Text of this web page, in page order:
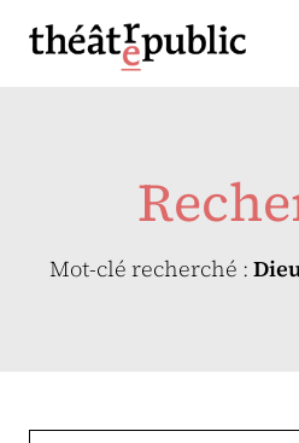
Mot-clé recherché :